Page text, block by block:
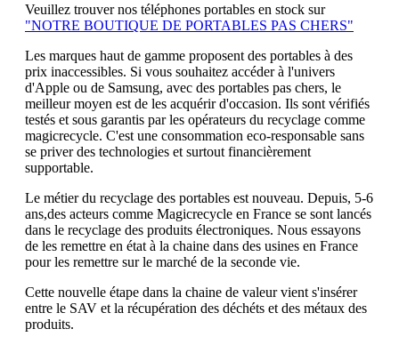
Veuillez trouver nos téléphones portables en stock sur
"NOTRE BOUTIQUE DE PORTABLES PAS CHERS"
Les marques haut de gamme proposent des portables à des
prix inaccessibles. Si vous souhaitez accéder à l'univers
d'Apple ou de Samsung, avec des portables pas chers, le
meilleur moyen est de les acquérir d'occasion. Ils sont vérifiés
testés et sous garantis par les opérateurs du recyclage comme
magicrecycle. C'est une consommation eco-responsable sans
se priver des technologies et surtout financièrement
supportable.
Le métier du recyclage des portables est nouveau. Depuis, 5-6
ans,des acteurs comme Magicrecycle en France se sont lancés
dans le recyclage des produits électroniques. Nous essayons
de les remettre en état à la chaine dans des usines en France
pour les remettre sur le marché de la seconde vie.
Cette nouvelle étape dans la chaine de valeur vient s'insérer
entre le SAV et la récupération des déchéts et des métaux des
produits.